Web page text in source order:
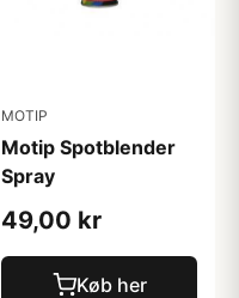
MOTIP
Motip Spotblender
Spray
49,00 kr
Køb her